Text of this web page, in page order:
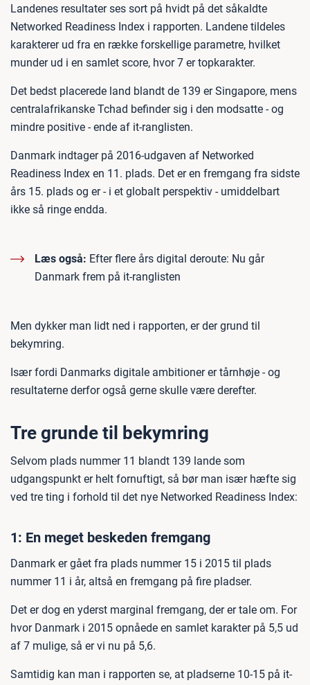
Landenes resultater ses sort på hvidt på det såkaldte
Networked Readiness Index i rapporten. Landene tildeles
karakterer ud fra en række forskellige parametre, hvilket
munder ud i en samlet score, hvor 7 er topkarakter.
Det bedst placerede land blandt de 139 er Singapore, mens
centralafrikanske Tchad befinder sig i den modsatte - og
mindre positive - ende af it-ranglisten.
Danmark indtager på 2016-udgaven af Networked
Readiness Index en 11. plads. Det er en fremgang fra sidste
års 15. plads og er - i et globalt perspektiv - umiddelbart
ikke så ringe endda.
Læs også: Efter flere års digital deroute: Nu går
Danmark frem på it-ranglisten
Men dykker man lidt ned i rapporten, er der grund til
bekymring.
Især fordi Danmarks digitale ambitioner er tårnhøje - og
resultaterne derfor også gerne skulle være derefter.
Tre grunde til bekymring
Selvom plads nummer 11 blandt 139 lande som
udgangspunkt er helt fornuftigt, så bør man især hæfte sig
ved tre ting i forhold til det nye Networked Readiness Index:
1: En meget beskeden fremgang
Danmark er gået fra plads nummer 15 i 2015 til plads
nummer 11 i år, altså en fremgang på fire pladser.
Det er dog en yderst marginal fremgang, der er tale om. For
hvor Danmark i 2015 opnåede en samlet karakter på 5,5 ud
af 7 mulige, så er vi nu på 5,6.
Samtidig kan man i rapporten se, at pladserne 10-15 på it-